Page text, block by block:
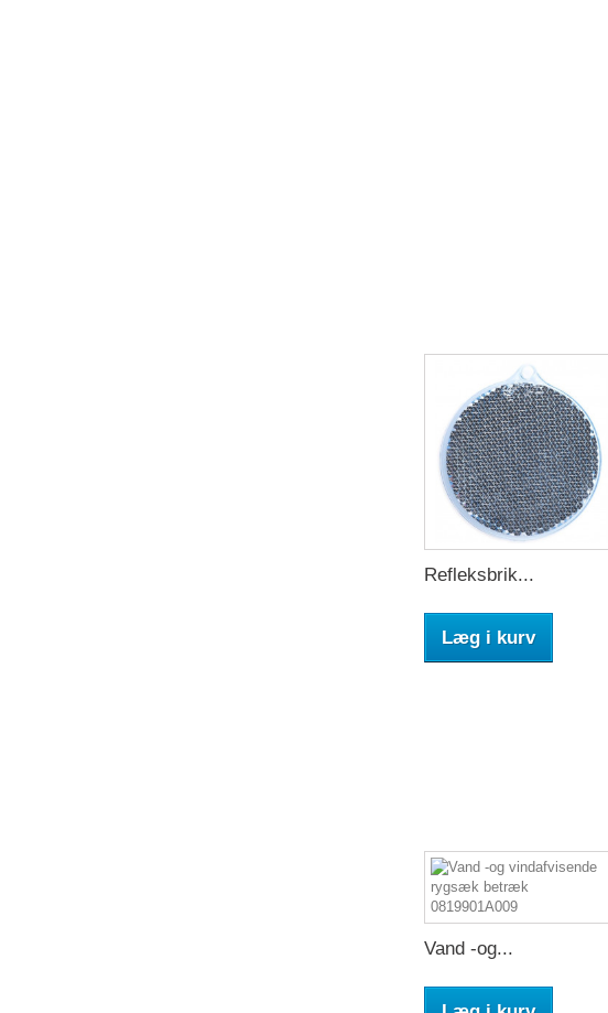
Refleksbrik...
Læg i kurv
Vand -og...